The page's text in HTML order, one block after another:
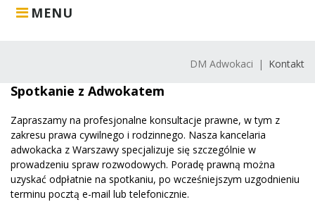
MENU
DM Adwokaci | Kontakt
Kontakt
Spotkanie z Adwokatem
Zapraszamy na profesjonalne konsultacje prawne, w tym z
zakresu prawa cywilnego i rodzinnego. Nasza kancelaria
adwokacka z Warszawy specjalizuje się szczególnie w
prowadzeniu spraw rozwodowych. Poradę prawną można
uzyskać odpłatnie na spotkaniu, po wcześniejszym uzgodnieniu
terminu pocztą e-mail lub telefonicznie.